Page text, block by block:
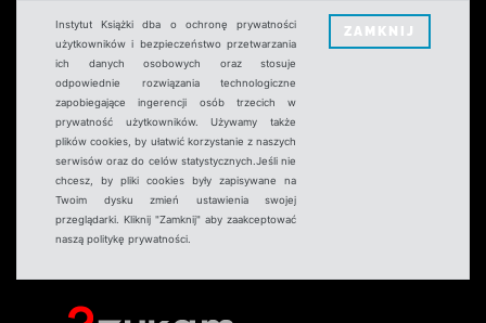
Instytut Książki dba o ochronę prywatności
użytkowników i bezpieczeństwo przetwarzania
ich danych osobowych oraz stosuje
odpowiednie rozwiązania technologiczne
zapobiegające ingerencji osób trzecich w
prywatność użytkowników. Używamy także
plików cookies, by ułatwić korzystanie z naszych
serwisów oraz do celów statystycznych.Jeśli nie
chcesz, by pliki cookies były zapisywane na
Twoim dysku zmień ustawienia swojej
przeglądarki. Kliknij "Zamknij" aby zaakceptować
naszą politykę prywatności.
ZAMKNIJ